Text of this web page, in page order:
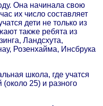
Она начинала свою
их число составляет
дети не только из
также ребята из
Ландсхута,
Розенхайма, Инсбрука
школа, где учатся
(около 25) и разного